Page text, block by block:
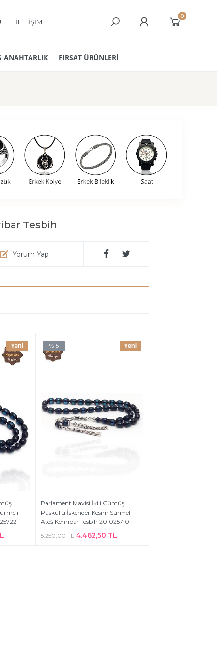
İLETİŞİM
0
ANAHTARLIK FIRSAT ÜRÜNLERİ
Tesbih
Yorum Yap
%15
Parlament Mavisi İkili Gümüş
Püsküllü İskender Kesim Sürmeli
Ateş Kehribar Tesbih 201025710
5.250,00 TL 4.462,50 TL